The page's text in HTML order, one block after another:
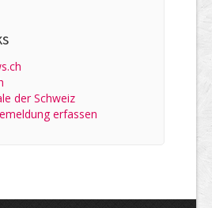
der Schweiz
erfassen